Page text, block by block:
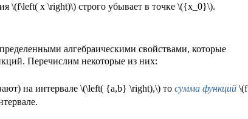
x \right)\) строго убывает в точке \({x_0}\).
алгебраическими свойствами, которые
Перечислим некоторые из них:
на интервале \(\left( {a,b} \right),\) то сумма функций \(f